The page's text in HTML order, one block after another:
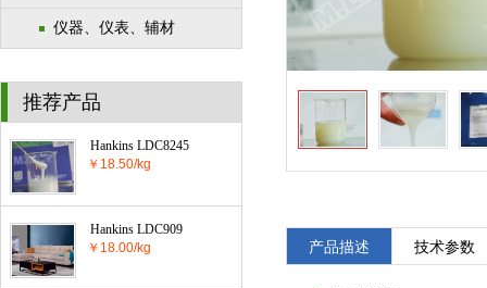
仪器、仪表、辅材
推荐产品
Hankins LDC8245
￥18.50/kg
Hankins LDC909
￥18.00/kg
产品描述 技术参数